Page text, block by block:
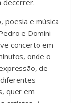
decorrer.
poesia e música
e Domini
concerto em
onde o
de
quer em